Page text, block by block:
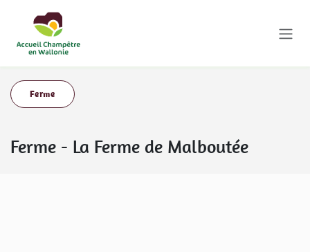
Ferme
Ferme - La Ferme de Malboutée